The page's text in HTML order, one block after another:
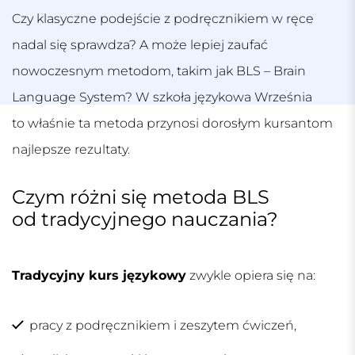
Czy klasyczne podejście z podręcznikiem w ręce
nadal się sprawdza? A może lepiej zaufać
nowoczesnym metodom, takim jak BLS – Brain
Language System? W szkoła językowa Września
to właśnie ta metoda przynosi dorosłym kursantom
najlepsze rezultaty.
Czym różni się metoda BLS
od tradycyjnego nauczania?
Tradycyjny kurs językowy zwykle opiera się na:
pracy z podręcznikiem i zeszytem ćwiczeń,